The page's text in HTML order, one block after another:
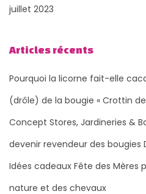
juillet 2023
Articles récents
Pourquoi la licorne fait-elle
(drôle) de la bougie « Crottin
Concept Stores, Jardineries &
devenir revendeur des bougies
Idées cadeaux Fête des Mères
nature et des chevaux